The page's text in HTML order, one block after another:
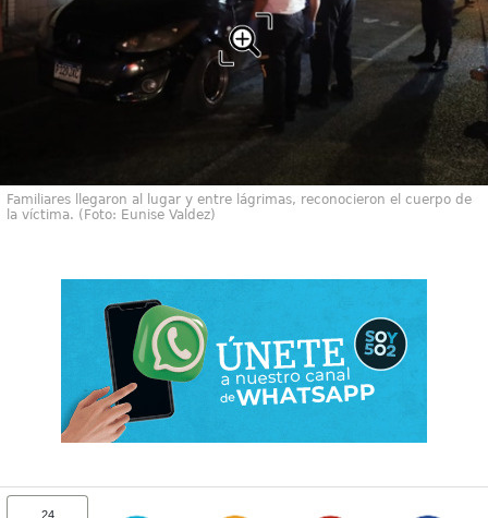
Familiares llegaron al lugar y entre lágrimas, reconocieron el cuerpo de
la víctima. (Foto: Eunise Valdez)
24